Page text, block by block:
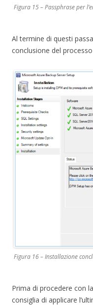
Figura 15 – Passphrase per
Al termine di questi
conclusione del
Figura 16 – Installazione
Prima di procedere con
consiglia di applicare